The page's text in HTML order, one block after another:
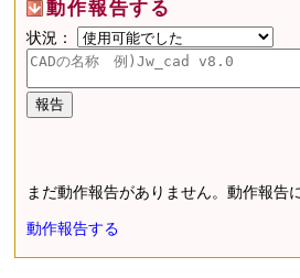
動作報告する
状況：
まだ動作報告がありません。動作報告
動作報告する